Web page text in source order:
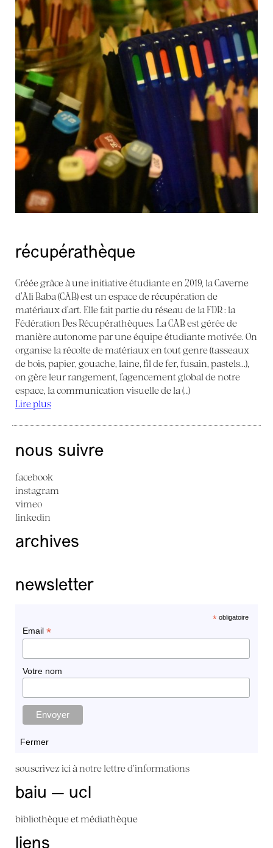
récupérathèque
Créée grâce à une initiative étudiante en 2019, la Caverne
d’Ali Baba (CAB) est un espace de récupération de
matériaux d’art. Elle fait partie du réseau de la FDR : la
Fédération Des Récupérathèques. La CAB est gérée de
manière autonome par une équipe étudiante motivée. On
organise la récolte de matériaux en tout genre (tasseaux
de bois, papier, gouache, laine, fil de fer, fusain, pastels...),
on gère leur rangement, l’agencement global de notre
espace, la communication visuelle de la (…)
Lire plus
nous suivre
facebook
instagram
vimeo
linkedin
archives
newsletter
*obligatoire
Email *
Votre nom
Fermer
souscrivez ici à notre lettre d'informations
baiu — ucl
bibliothèque et médiathèque
liens